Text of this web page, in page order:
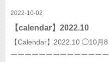
2022-10-02
【calendar】2022.10
【Calendar】2022.10 ◯10
ーーーーーーーーーーーーー